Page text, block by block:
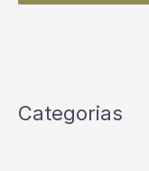
Categorias